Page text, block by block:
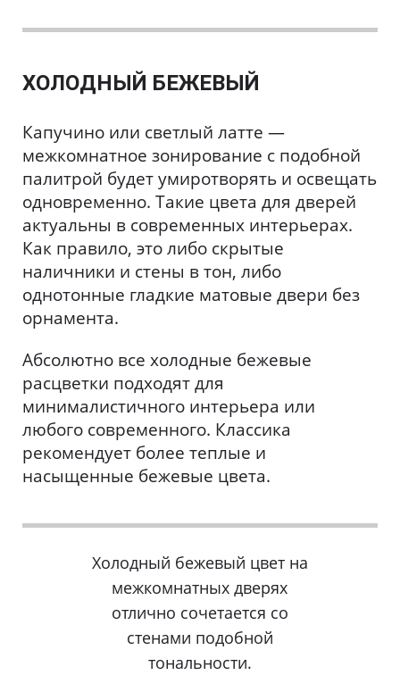
ХОЛОДНЫЙ БЕЖЕВЫЙ
Капучино или светлый латте —
межкомнатное зонирование с подобной
палитрой будет умиротворять и освещать
одновременно. Такие цвета для дверей
актуальны в современных интерьерах.
Как правило, это либо скрытые
наличники и стены в тон, либо
однотонные гладкие матовые двери без
орнамента.
Абсолютно все холодные бежевые
расцветки подходят для
минималистичного интерьера или
любого современного. Классика
рекомендует более теплые и
насыщенные бежевые цвета.
Холодный бежевый цвет на
межкомнатных дверях
отлично сочетается со
стенами подобной
тональности.